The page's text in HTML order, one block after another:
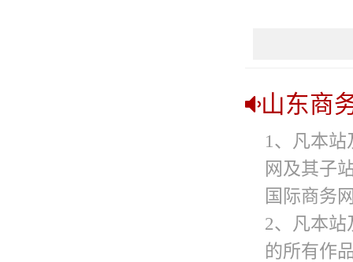
山东商
1、凡本
网及其子
国际商务
2、凡本站
的所有作